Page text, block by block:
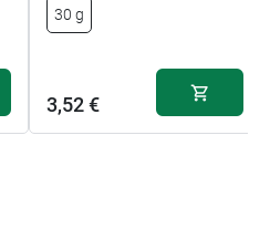
30 g
3,52 €